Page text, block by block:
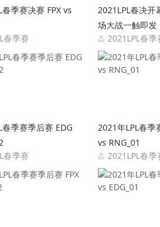
季赛决赛 FPX vs
春季赛
2021-04-18 15:28:51
2021LPL春决开
场大战一触即发
2021LPL春季
季赛季后赛 EDG
春季赛
2021-04-13 12:05:47
2021年LPL春季
vs RNG_01
2021LPL春季